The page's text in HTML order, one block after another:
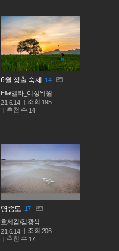
6월 정출 숙제
14
Ella/엘라_여성위원
21.6.14
조회 195
추천 수 14
영종도 17
호세김/김광식
21.6.14
조회 206
추천 수 17